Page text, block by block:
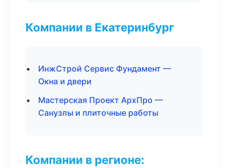
Компании в Екатеринбург
ИнжСтрой Сервис Фундамент —
Окна и двери
Мастерская Проект АрхПро —
Санузлы и плиточные работы
Компании в регионе: